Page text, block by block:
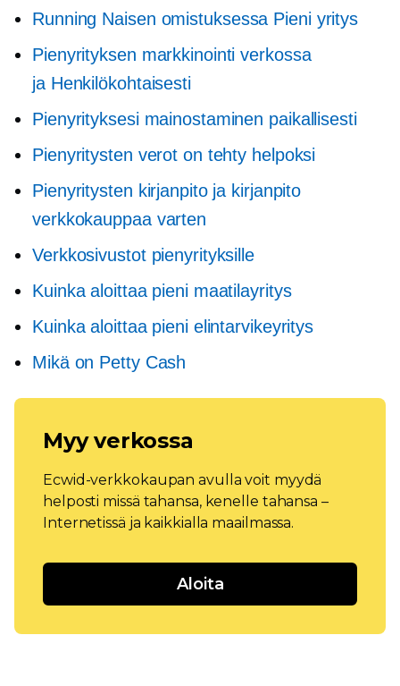
Running Naisen omistuksessa Pieni yritys
Pienyrityksen markkinointi verkossa
ja Henkilökohtaisesti
Pienyrityksesi mainostaminen paikallisesti
Pienyritysten verot on tehty helpoksi
Pienyritysten kirjanpito ja kirjanpito
verkkokauppaa varten
Verkkosivustot pienyrityksille
Kuinka aloittaa pieni maatilayritys
Kuinka aloittaa pieni elintarvikeyritys
Mikä on Petty Cash
Myy verkossa
Ecwid-verkkokaupan avulla voit myydä
helposti missä tahansa, kenelle tahansa –
Internetissä ja kaikkialla maailmassa.
Aloita